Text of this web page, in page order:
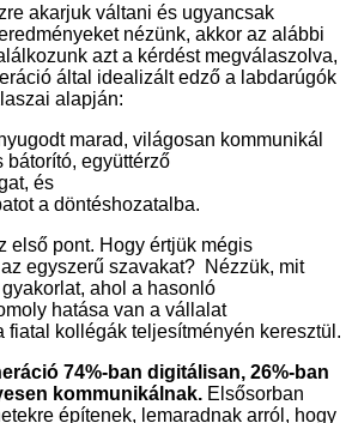
akarjuk váltani és ugyancsak
nézünk, akkor az alábbi
azt a kérdést megválaszolva,
által idealizált edző a labdarúgók
alapján:
marad, világosan kommunikál
bátorító, együttérző
és
a döntéshozatalba.
első pont. Hogy értjük mégis
egyszerű szavakat? Nézzük, mit
ahol a hasonló
hatása van a vállalat
fiatal kollégák teljesítményén keresztül.
74%-ban digitálisan, 26%-ban
kommunikálnak. Elsősorban
építenek, lemaradnak arról, hogy